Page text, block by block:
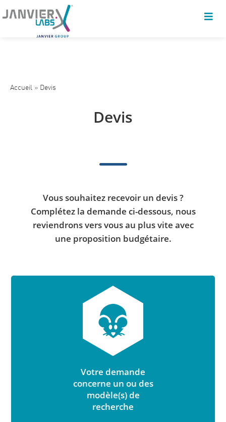
Accueil » Devis
Devis
Vous souhaitez recevoir un devis ?
Complétez la demande ci-dessous, nous
reviendrons vers vous au plus vite avec
une proposition budgétaire.
Votre demande
concerne un ou des
modèle(s) de
recherche